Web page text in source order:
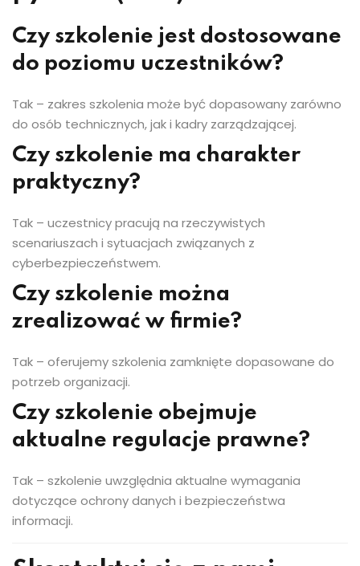
Czy szkolenie jest dostosowane
do poziomu uczestników?
Tak – zakres szkolenia może być dopasowany zarówno
do osób technicznych, jak i kadry zarządzającej.
Czy szkolenie ma charakter
praktyczny?
Tak – uczestnicy pracują na rzeczywistych
scenariuszach i sytuacjach związanych z
cyberbezpieczeństwem.
Czy szkolenie można
zrealizować w firmie?
Tak – oferujemy szkolenia zamknięte dopasowane do
potrzeb organizacji.
Czy szkolenie obejmuje
aktualne regulacje prawne?
Tak – szkolenie uwzględnia aktualne wymagania
dotyczące ochrony danych i bezpieczeństwa
informacji.